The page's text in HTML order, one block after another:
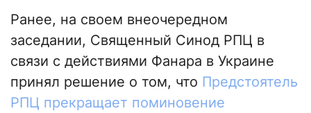
Ранее, на своем внеочередном
заседании, Священный Синод РПЦ в
связи с действиями Фанара в Украине
принял решение о том, что Предстоятель
РПЦ прекращает поминовение